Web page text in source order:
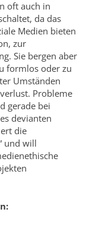
oft auch in
da das
Medien bieten
zur
Sie bergen aber
formlos oder zu
Umständen
Probleme
gerade bei
devianten
die
will